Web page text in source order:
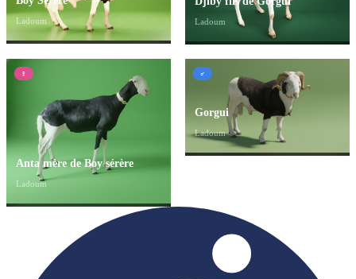
Ladoum Ladoum
♀
Anta mère de Boy sérère
Ladoum
♂
Gorgui
Ladoum